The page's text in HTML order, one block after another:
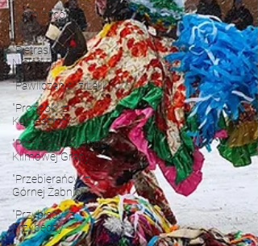
"Kamieńcoki" z
Milówki
"Pietrasianie" z
Nieledwii
"Pawliczanie" z Lalik
"Proćpok" z
Kamesznicy
"Przebierańcy spod
Klimowej Grapy"
"Przebierańcy" z
Górnej Żabnicy
"Przybłędy" z
Przybędzy